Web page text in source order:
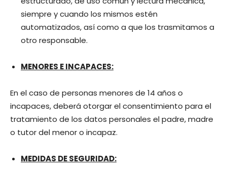
siempre y cuando los mismos estén
automatizados, así como a que los trasmitamos a
otro responsable.
MENORES E INCAPACES:
En el caso de personas menores de 14 años o
incapaces, deberá otorgar el consentimiento para el
tratamiento de los datos personales el padre, madre
o tutor del menor o incapaz.
MEDIDAS DE SEGURIDAD: